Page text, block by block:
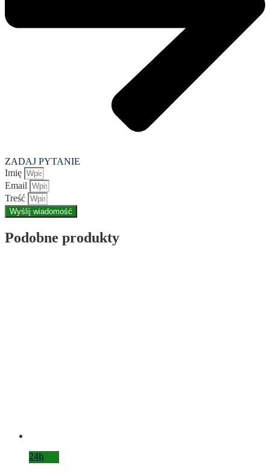
ZADAJ PYTANIE
Imię
Email
Treść
Wyślij wiadomość
Podobne produkty
24h